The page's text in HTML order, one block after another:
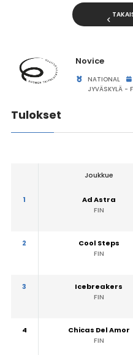
Novice
NATIONAL
JYVÄSKYLÄ -
Tulokset
Joukkue
1
Ad Astra
FIN
2
Cool Steps
FIN
3
Icebreakers
FIN
4
Chicas Del Amor
FIN